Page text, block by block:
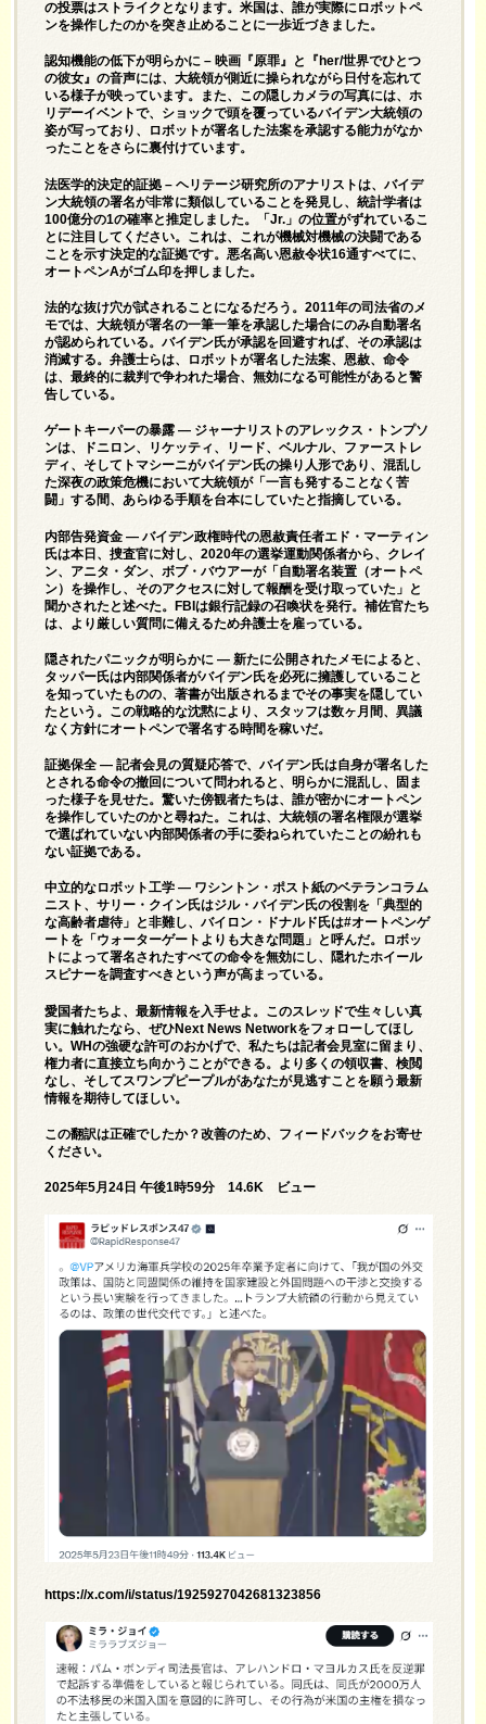
の投票はストライクとなります。米国は、誰が実際にロボットペ
ンを操作したのかを突き止めることに一歩近づきました。
認知機能の低下が明らかに – 映画『原罪』と『her/世界でひとつ
の彼女』の音声には、大統領が側近に操られながら日付を忘れて
いる様子が映っています。また、この隠しカメラの写真には、ホ
リデーイベントで、ショックで頭を覆っているバイデン大統領の
姿が写っており、ロボットが署名した法案を承認する能力がなか
ったことをさらに裏付けています。
法医学的決定的証拠 – ヘリテージ研究所のアナリストは、バイデ
ン大統領の署名が非常に類似していることを発見し、統計学者は
100億分の1の確率と推定しました。「Jr.」の位置がずれているこ
とに注目してください。これは、これが機械対機械の決闘である
ことを示す決定的な証拠です。悪名高い恩赦令状16通すべてに、
オートペンAがゴム印を押しました。
法的な抜け穴が試されることになるだろう。2011年の司法省のメ
モでは、大統領が署名の一筆一筆を承認した場合にのみ自動署名
が認められている。バイデン氏が承認を回避すれば、その承認は
消滅する。弁護士らは、ロボットが署名した法案、恩赦、命令
は、最終的に裁判で争われた場合、無効になる可能性があると警
告している。
ゲートキーパーの暴露 ― ジャーナリストのアレックス・トンプソ
ンは、ドニロン、リケッティ、リード、ベルナル、ファーストレ
ディ、そしてトマシーニがバイデン氏の操り人形であり、混乱し
た深夜の政策危機において大統領が「一言も発することなく苦
闘」する間、あらゆる手順を台本にしていたと指摘している。
内部告発資金 ― バイデン政権時代の恩赦責任者エド・マーティン
氏は本日、捜査官に対し、2020年の選挙運動関係者から、クレイ
ン、アニタ・ダン、ボブ・バウアーが「自動署名装置（オートペ
ン）を操作し、そのアクセスに対して報酬を受け取っていた」と
聞かされたと述べた。FBIは銀行記録の召喚状を発行。補佐官たち
は、より厳しい質問に備えるため弁護士を雇っている。
隠されたパニックが明らかに ― 新たに公開されたメモによると、
タッパー氏は内部関係者がバイデン氏を必死に擁護していること
を知っていたものの、著書が出版されるまでその事実を隠してい
たという。この戦略的な沈黙により、スタッフは数ヶ月間、異議
なく方針にオートペンで署名する時間を稼いだ。
証拠保全 ― 記者会見の質疑応答で、バイデン氏は自身が署名した
とされる命令の撤回について問われると、明らかに混乱し、固ま
った様子を見せた。驚いた傍観者たちは、誰が密かにオートペン
を操作していたのかと尋ねた。これは、大統領の署名権限が選挙
で選ばれていない内部関係者の手に委ねられていたことの紛れも
ない証拠である。
中立的なロボット工学 ― ワシントン・ポスト紙のベテランコラム
ニスト、サリー・クイン氏はジル・バイデン氏の役割を「典型的
な高齢者虐待」と非難し、バイロン・ドナルド氏は#オートペンゲ
ートを「ウォーターゲートよりも大きな問題」と呼んだ。ロボッ
トによって署名されたすべての命令を無効にし、隠れたホイール
スピナーを調査すべきという声が高まっている。
愛国者たちよ、最新情報を入手せよ。このスレッドで生々しい真
実に触れたなら、ぜひNext News Networkをフォローしてほし
い。WHの強硬な許可のおかげで、私たちは記者会見室に留まり、
権力者に直接立ち向かうことができる。より多くの領収書、検閲
なし、そしてスワンプピープルがあなたが見逃すことを願う最新
情報を期待してほしい。
この翻訳は正確でしたか？改善のため、フィードバックをお寄せ
ください。
2025年5月24日 午後1時59分 14.6K ビュー
https://x.com/i/status/1925927042681323856